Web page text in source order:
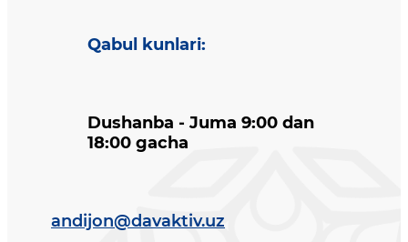
Qabul kunlari:
Dushanba - Juma 9:00 dan
18:00 gacha
andijon@davaktiv.uz